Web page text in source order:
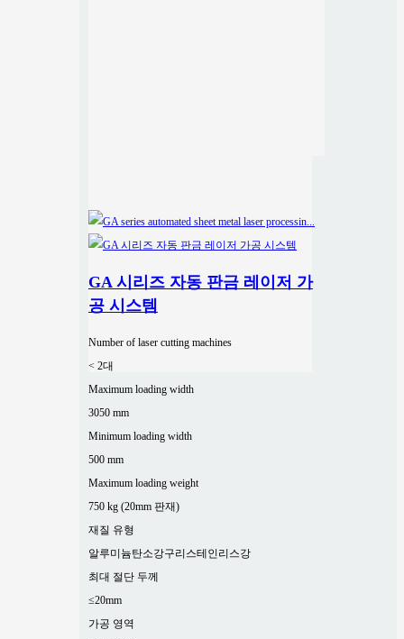
GA 시리즈 자동 판금 레이저 가
공 시스템
Number of laser cutting machines
< 2대
Maximum loading width
3050 mm
Minimum loading width
500 mm
Maximum loading weight
750 kg (20mm 판재)
재질 유형
알루미늄탄소강구리스테인리스강
최대 절단 두께
≤20mm
가공 영역